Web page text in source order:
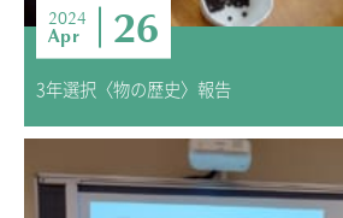
2024
Apr 26
3年選択〈物の歴史〉報告